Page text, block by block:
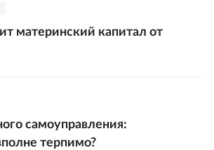
материнский капитал от
самоуправления:
терпимо?